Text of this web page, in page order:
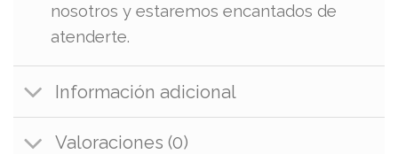
nosotros y estaremos encantados de
atenderte.
Información adicional
Valoraciones (0)